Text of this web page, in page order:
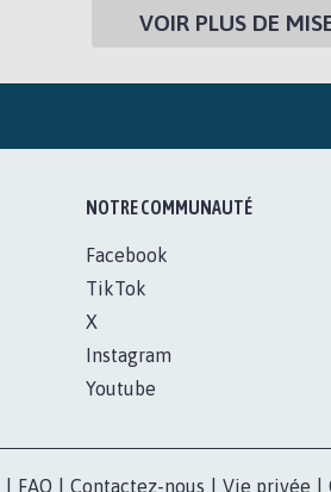
VOIR PLUS DE
NOTRE COMMUNAUTÉ
Facebook
TikTok
X
Instagram
Youtube
FAQ Contactez-nous Vie privée